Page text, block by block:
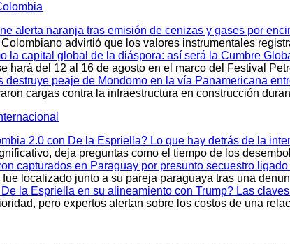
alerta naranja tras emisión de cenizas y gases por
advirtió que los valores instrumentales
la capital global de la diáspora: así será la Cumbre
hará del 12 al 16 de agosto en el marco del Festival
destruye peaje de Mondomo en la vía Panamericana
cargas contra la infraestructura en construcción
2.0 con De la Espriella? Lo que hay detrás de la
deja preguntas como el tiempo de los
capturados en Paraguay por presunto secuestro
localizado junto a su pareja paraguaya tras una
la Espriella en su alineamiento con Trump? Las
pero expertos alertan sobre los costos de una